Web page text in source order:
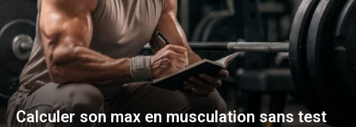
Calculer son max en musculation sans test